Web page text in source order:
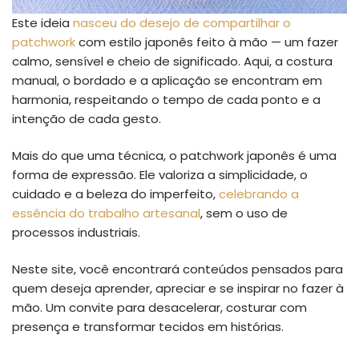
Este ideia nasceu do desejo de compartilhar o
patchworkcom estilo japonês feito à mão — um fazer
calmo, sensível e cheio de significado. Aqui, a costura
manual, o bordado e a aplicação se encontram em
harmonia, respeitando o tempo de cada ponto e a
intenção de cada gesto.
Mais do que uma técnica, o patchwork japonês é uma
forma de expressão. Ele valoriza a simplicidade, o
cuidado e a beleza do imperfeito,celebrando a
essência do trabalho artesanal, sem o uso de
processos industriais.
Neste site, você encontrará conteúdos pensados para
quem deseja aprender, apreciar e se inspirar no fazer à
mão. Um convite para desacelerar, costurar com
presença e transformar tecidos em histórias.